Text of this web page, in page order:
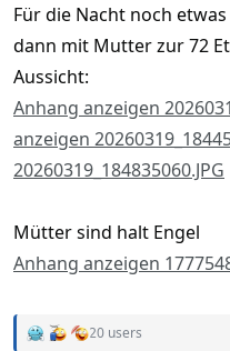
Für die Nacht noch
dann mit Mutter zur 72
Aussicht:
Anhang anzeigen
anzeigen
20260319_184835060.JPG
Mütter sind halt Engel
Anhang anzeigen
R
20 users